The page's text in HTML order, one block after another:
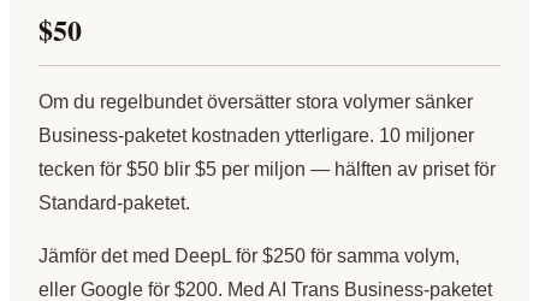
$50
Om du regelbundet översätter stora volymer sänker
Business-paketet kostnaden ytterligare. 10 miljoner
tecken för $50 blir $5 per miljon — hälften av priset för
Standard-paketet.
Jämför det med DeepL för $250 för samma volym,
eller Google för $200. Med AI Trans Business-paketet